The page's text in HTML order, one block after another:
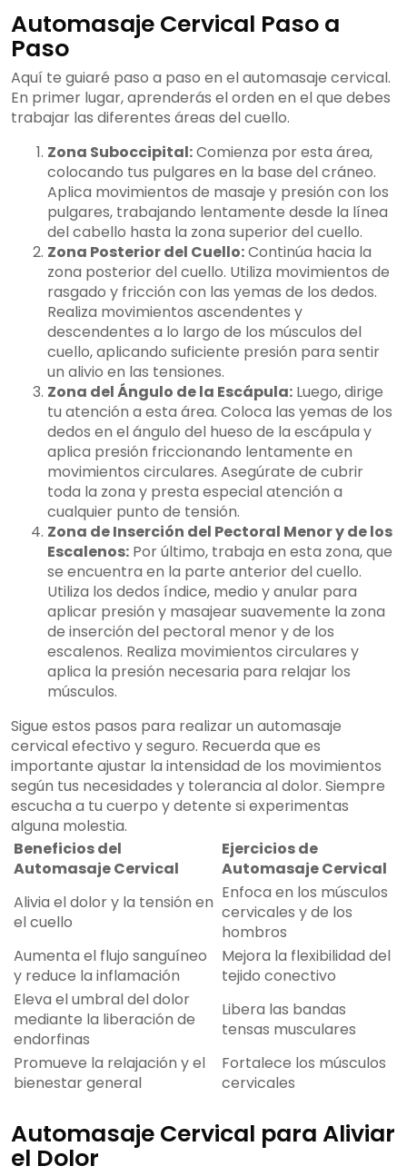
Automasaje Cervical Paso a
Paso
Aquí te guiaré paso a paso en el automasaje cervical.
En primer lugar, aprenderás el orden en el que debes
trabajar las diferentes áreas del cuello.
Zona Suboccipital:Comienza por esta área,
colocando tus pulgares en la base del cráneo.
Aplica movimientos de masaje y presión con los
pulgares, trabajando lentamente desde la línea
del cabello hasta la zona superior del cuello.
Zona Posterior del Cuello:Continúa hacia la
zona posterior del cuello. Utiliza movimientos de
rasgado y fricción con las yemas de los dedos.
Realiza movimientos ascendentes y
descendentes a lo largo de los músculos del
cuello, aplicando suficiente presión para sentir
un alivio en las tensiones.
Zona del Ángulo de la Escápula: Luego, dirige
tu atención a esta área. Coloca las yemas de los
dedos en el ángulo del hueso de la escápula y
aplica presión friccionando lentamente en
movimientos circulares. Asegúrate de cubrir
toda la zona y presta especial atención a
cualquier punto de tensión.
Zona de Inserción del Pectoral Menor y de los
Escalenos: Por último, trabaja en esta zona, que
se encuentra en la parte anterior del cuello.
Utiliza los dedos índice, medio y anular para
aplicar presión y masajear suavemente la zona
de inserción del pectoral menor y de los
escalenos. Realiza movimientos circulares y
aplica la presión necesaria para relajar los
músculos.
Sigue estos pasos para realizar un automasaje
cervical efectivo y seguro. Recuerda que es
importante ajustar la intensidad de los movimientos
según tus necesidades y tolerancia al dolor. Siempre
escucha a tu cuerpo y detente si experimentas
alguna molestia.
Beneficios del
Automasaje Cervical
Ejercicios de
Automasaje Cervical
Alivia el dolor y la tensión en
el cuello
Enfoca en los músculos
cervicales y de los
hombros
Aumenta el flujo sanguíneo
y reduce la inflamación
Mejora la flexibilidad del
tejido conectivo
Eleva el umbral del dolor
mediante la liberación de
endorfinas
Libera las bandas
tensas musculares
Promueve la relajación y el
bienestar general
Fortalece los músculos
cervicales
Automasaje Cervical para Aliviar
el Dolor